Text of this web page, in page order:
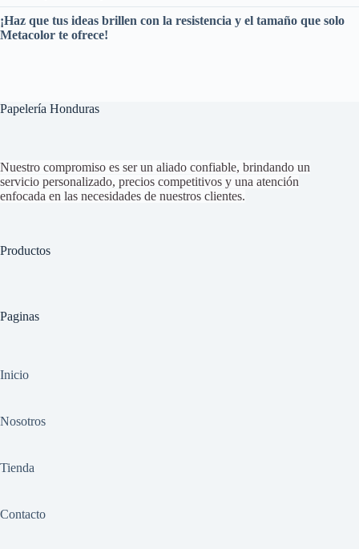
¡Haz que tus ideas brillen con la resistencia y el tamaño que solo
Metacolor te ofrece!
Papelería Honduras
Nuestro compromiso es ser un aliado confiable, brindando un
servicio personalizado, precios competitivos y una atención
enfocada en las necesidades de nuestros clientes.
Productos
Paginas
Inicio
Nosotros
Tienda
Contacto